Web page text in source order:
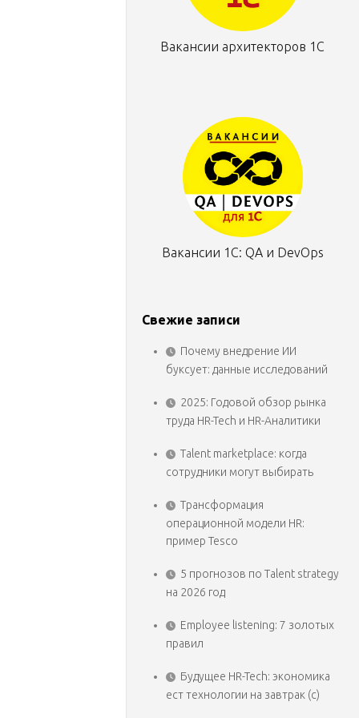
Вакансии архитекторов 1С
Вакансии 1С: QA и DevOps
Свежие записи
Почему внедрение ИИ
буксует: данные исследований
2025: Годовой обзор рынка
труда HR-Tech и HR-Аналитики
Talent marketplace: когда
сотрудники могут выбирать
Трансформация
операционной модели HR:
пример Tesco
5 прогнозов по Talent strategy
на 2026 год
Employee listening: 7 золотых
правил
Будущее HR-Tech: экономика
ест технологии на завтрак (с)